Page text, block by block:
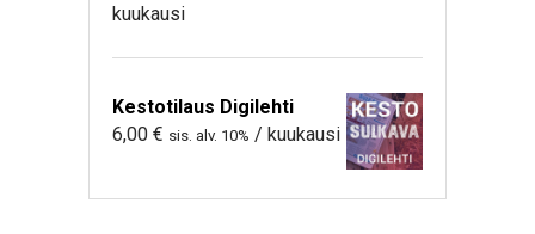
kuukausi
Kestotilaus Digilehti
6,00 € sis. alv. 10% / kuukausi